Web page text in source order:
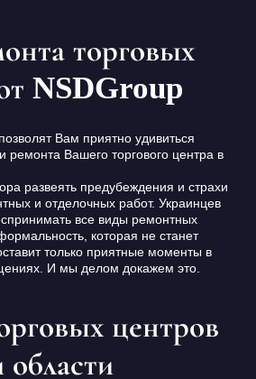
торговых
NSDGroup
Вам приятно удивиться
ремонта Вашего торгового центра в
развеять предубеждения и страхи
и отделочных работ. Украинцев
все виды ремонтных
которая не станет
только приятные моменты в
И мы делом докажем это.
центров